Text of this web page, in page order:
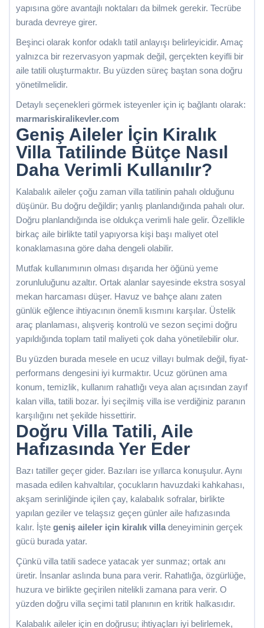
yapısına göre avantajlı noktaları da bilmek gerekir. Tecrübe
burada devreye girer.
Beşinci olarak konfor odaklı tatil anlayışı belirleyicidir. Amaç
yalnızca bir rezervasyon yapmak değil, gerçekten keyifli bir
aile tatili oluşturmaktır. Bu yüzden süreç baştan sona doğru
yönetilmelidir.
Detaylı seçenekleri görmek isteyenler için iç bağlantı olarak:
marmariskiralikevler.com
Geniş Aileler İçin Kiralık
Villa Tatilinde Bütçe Nasıl
Daha Verimli Kullanılır?
Kalabalık aileler çoğu zaman villa tatilinin pahalı olduğunu
düşünür. Bu doğru değildir; yanlış planlandığında pahalı olur.
Doğru planlandığında ise oldukça verimli hale gelir. Özellikle
birkaç aile birlikte tatil yapıyorsa kişi başı maliyet otel
konaklamasına göre daha dengeli olabilir.
Mutfak kullanımının olması dışarıda her öğünü yeme
zorunluluğunu azaltır. Ortak alanlar sayesinde ekstra sosyal
mekan harcaması düşer. Havuz ve bahçe alanı zaten
günlük eğlence ihtiyacının önemli kısmını karşılar. Üstelik
araç planlaması, alışveriş kontrolü ve sezon seçimi doğru
yapıldığında toplam tatil maliyeti çok daha yönetilebilir olur.
Bu yüzden burada mesele en ucuz villayı bulmak değil, fiyat-
performans dengesini iyi kurmaktır. Ucuz görünen ama
konum, temizlik, kullanım rahatlığı veya alan açısından zayıf
kalan villa, tatili bozar. İyi seçilmiş villa ise verdiğiniz paranın
karşılığını net şekilde hissettirir.
Doğru Villa Tatili, Aile
Hafızasında Yer Eder
Bazı tatiller geçer gider. Bazıları ise yıllarca konuşulur. Aynı
masada edilen kahvaltılar, çocukların havuzdaki kahkahası,
akşam serinliğinde içilen çay, kalabalık sofralar, birlikte
yapılan geziler ve telaşsız geçen günler aile hafızasında
kalır. İşte geniş aileler için kiralık villa deneyiminin gerçek
gücü burada yatar.
Çünkü villa tatili sadece yatacak yer sunmaz; ortak anı
üretir. İnsanlar aslında buna para verir. Rahatlığa, özgürlüğe,
huzura ve birlikte geçirilen nitelikli zamana para verir. O
yüzden doğru villa seçimi tatil planının en kritik halkasıdır.
Kalabalık aileler için en doğrusu; ihtiyaçları iyi belirlemek,